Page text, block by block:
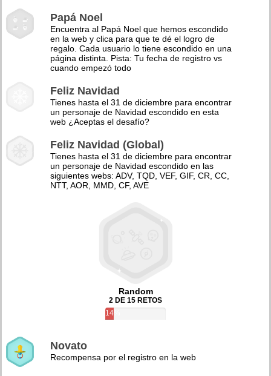
Papá Noel
Encuentra al Papá Noel que hemos escondido
en la web y clica para que te dé el logro de
regalo. Cada usuario lo tiene escondido en una
página distinta. Pista: Tu fecha de registro vs
cuando empezó todo
Feliz Navidad
Tienes hasta el 31 de diciembre para encontrar
un personaje de Navidad escondido en esta
web ¿Aceptas el desafío?
Feliz Navidad (Global)
Tienes hasta el 31 de diciembre para encontrar
un personaje de Navidad escondido en las
siguientes webs: ADV, TQD, VEF, GIF, CR, CC,
NTT, AOR, MMD, CF, AVE
Random
2 DE 15 RETOS
14%
Novato
Recompensa por el registro en la web